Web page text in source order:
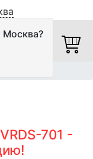
Москва?
701 -